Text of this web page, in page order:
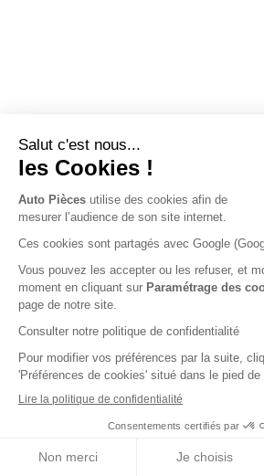
Nos engagements